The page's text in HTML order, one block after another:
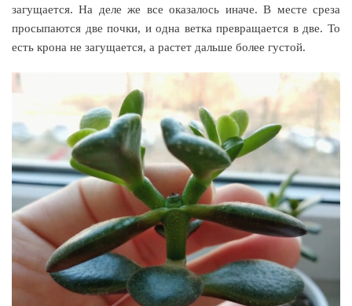
загущается. На деле же все оказалось иначе. В месте среза
просыпаются две почки, и одна ветка превращается в две. То
есть крона не загущается, а растет дальше более густой.